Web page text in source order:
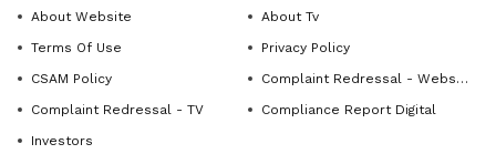
About Website
About Tv
Terms Of Use
Privacy Policy
CSAM Policy
Complaint Redressal - Website
Complaint Redressal - TV
Compliance Report Digital
Investors